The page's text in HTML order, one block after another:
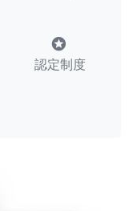
stars
認定制度